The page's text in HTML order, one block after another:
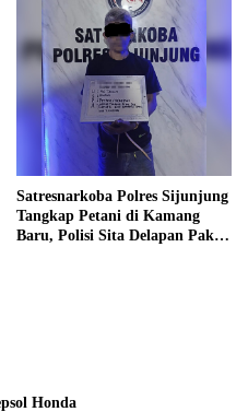
Satresnarkoba Polres Sijunjung
Tangkap Petani di Kamang
Baru, Polisi Sita Delapan Paket
Honda